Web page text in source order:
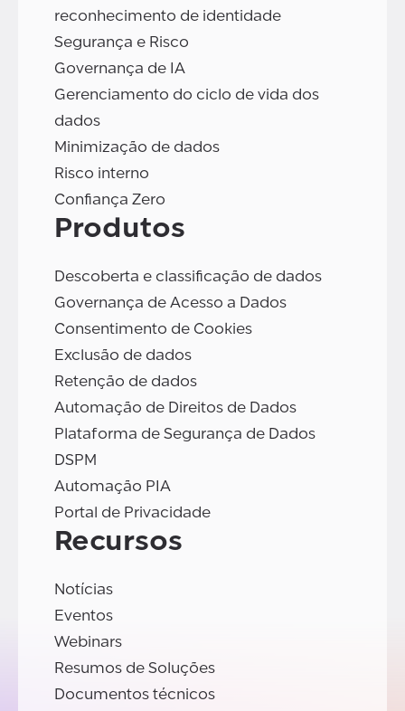
reconhecimento de identidade
Segurança e Risco
Governança de IA
Gerenciamento do ciclo de vida dos
dados
Minimização de dados
Risco interno
Confiança Zero
Produtos
Descoberta e classificação de dados
Governança de Acesso a Dados
Consentimento de Cookies
Exclusão de dados
Retenção de dados
Automação de Direitos de Dados
Plataforma de Segurança de Dados
DSPM
Automação PIA
Portal de Privacidade
Recursos
Notícias
Eventos
Webinars
Resumos de Soluções
Documentos técnicos